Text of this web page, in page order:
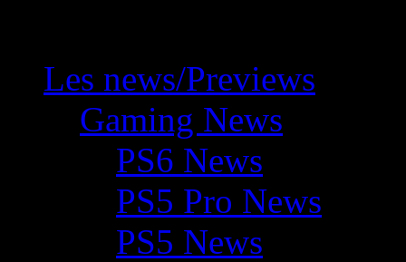
Les news/Previews
Gaming News
PS6 News
PS5 Pro News
PS5 News